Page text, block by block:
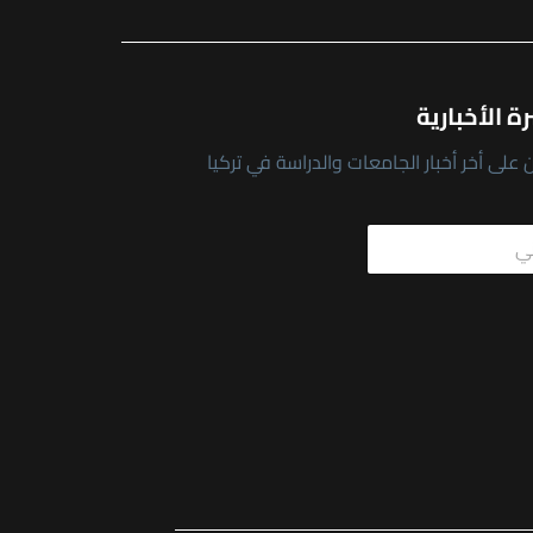
الأخبارية
أخر أخبار الجامعات والدراسة في تركيا